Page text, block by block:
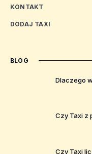
KONTAKT
DODAJ TAXI
BLOG
Dlaczego
Czy Taxi z
Czy Taxi